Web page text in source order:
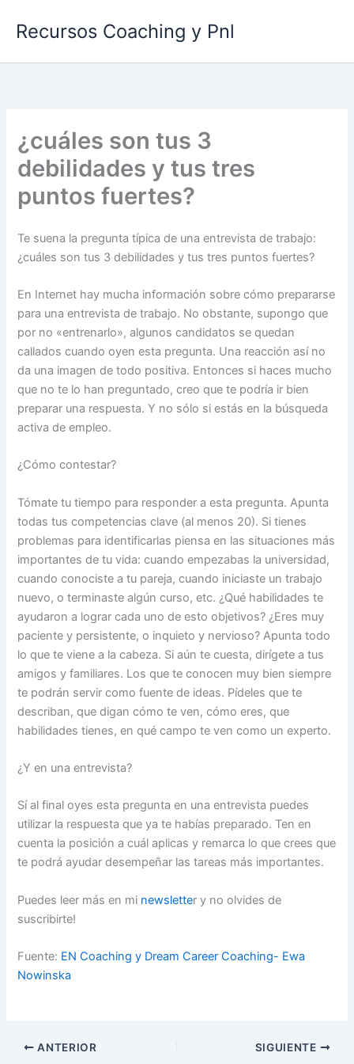
Recursos Coaching y Pnl
¿cuáles son tus 3
debilidades y tus tres
puntos fuertes?
Te suena la pregunta típica de una entrevista de trabajo:
¿cuáles son tus 3 debilidades y tus tres puntos fuertes?
En Internet hay mucha información sobre cómo prepararse
para una entrevista de trabajo. No obstante, supongo que
por no «entrenarlo», algunos candidatos se quedan
callados cuando oyen esta pregunta. Una reacción así no
da una imagen de todo positiva. Entonces si haces mucho
que no te lo han preguntado, creo que te podría ir bien
preparar una respuesta. Y no sólo si estás en la búsqueda
activa de empleo.
¿Cómo contestar?
Tómate tu tiempo para responder a esta pregunta. Apunta
todas tus competencias clave (al menos 20). Si tienes
problemas para identificarlas piensa en las situaciones más
importantes de tu vida: cuando empezabas la universidad,
cuando conociste a tu pareja, cuando iniciaste un trabajo
nuevo, o terminaste algún curso, etc. ¿Qué habilidades te
ayudaron a lograr cada uno de esto objetivos? ¿Eres muy
paciente y persistente, o inquieto y nervioso? Apunta todo
lo que te viene a la cabeza. Si aún te cuesta, dirígete a tus
amigos y familiares. Los que te conocen muy bien siempre
te podrán servir como fuente de ideas. Pídeles que te
describan, que digan cómo te ven, cómo eres, que
habilidades tienes, en qué campo te ven como un experto.
¿Y en una entrevista?
Sí al final oyes esta pregunta en una entrevista puedes
utilizar la respuesta que ya te habías preparado. Ten en
cuenta la posición a cuál aplicas y remarca lo que crees que
te podrá ayudar desempeñar las tareas más importantes.
Puedes leer más en mi newsletter y no olvides de
suscribirte!
Fuente: EN Coaching y Dream Career Coaching- Ewa
Nowinska
ANTERIOR SIGUIENTE